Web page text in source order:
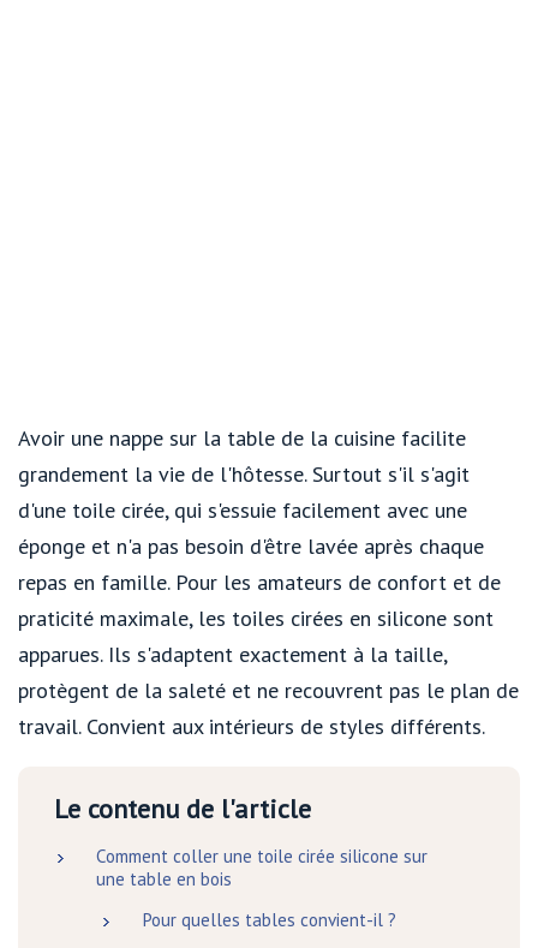
Avoir une nappe sur la table de la cuisine facilite
grandement la vie de l'hôtesse. Surtout s'il s'agit
d'une toile cirée, qui s'essuie facilement avec une
éponge et n'a pas besoin d'être lavée après chaque
repas en famille. Pour les amateurs de confort et de
praticité maximale, les toiles cirées en silicone sont
apparues. Ils s'adaptent exactement à la taille,
protègent de la saleté et ne recouvrent pas le plan de
travail. Convient aux intérieurs de styles différents.
Le contenu de l'article
Comment coller une toile cirée silicone sur
une table en bois
Pour quelles tables convient-il ?